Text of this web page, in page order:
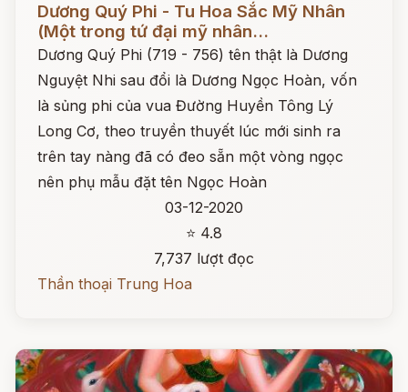
Dương Quý Phi - Tu Hoa Sắc Mỹ Nhân
(Một trong tứ đại mỹ nhân...
Dương Quý Phi (719 - 756) tên thật là Dương
Nguyệt Nhi sau đổi là Dương Ngọc Hoàn, vốn
là sủng phi của vua Đường Huyền Tông Lý
Long Cơ, theo truyền thuyết lúc mới sinh ra
trên tay nàng đã có đeo sẵn một vòng ngọc
nên phụ mẫu đặt tên Ngọc Hoàn
03-12-2020
⭐ 4.8
7,737 lượt đọc
Thần thoại Trung Hoa